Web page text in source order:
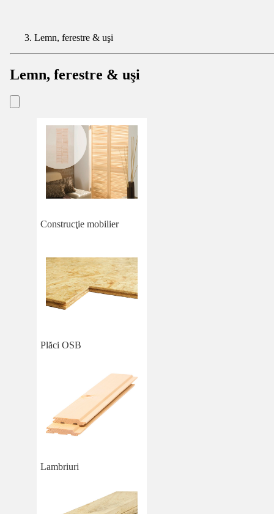
Lemn, ferestre & uşi
Lemn, ferestre & uşi
Construcţie mobilier
Plăci OSB
Lambriuri